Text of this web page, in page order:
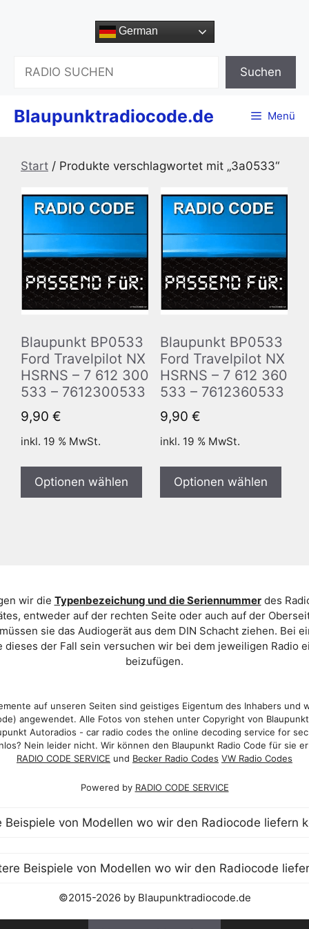
German
Suchen
Blaupunktradiocode.de Menü
Start / Produkte verschlagwortet mit „3a0533“
Blaupunkt BP0533
Ford Travelpilot NX
HSRNS – 7 612 300
533 – 7612300533
9,90 €
inkl. 19 % MwSt.
Optionen wählen
Blaupunkt BP0533
Ford Travelpilot NX
HSRNS – 7 612 360
533 – 7612360533
9,90 €
inkl. 19 % MwSt.
Optionen wählen
wir die Typenbezeichung und die Seriennummerdes
entweder auf der rechten Seite oder auch auf der
sie das Audiogerät aus dem DIN Schacht ziehen. Bei
der Fall sein versuchen wir bei dem jeweiligen Radio
beizufügen.
auf unseren Seiten sind geistiges Eigentum des Inhabers und
angewendet. Alle Fotos von stehen unter Copyright von
Autoradios - car radio codes the online decoding service for
Nein leider nicht. Wir können den Blaupunkt Radio Code für sie
RADIO CODE SERVICE und Becker Radio Codes VW Radio Codes
Powered by RADIO CODE SERVICE
©2015-2026 by Blaupunktradiocode.de